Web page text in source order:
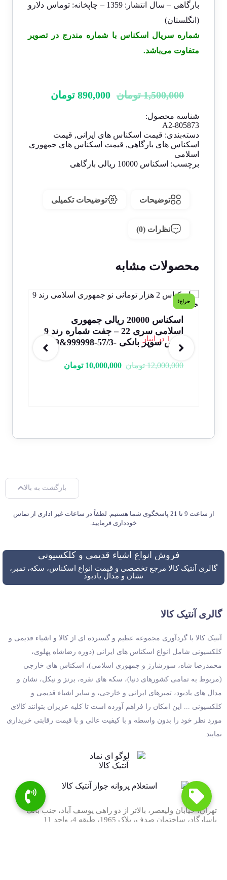
بارگاهی – سال انتشار: 1359 – چاپخانه: توماس دلارو
(انگلستان)
شماره سریال اسکناس با شماره مندرج در تصویر
متفاوت می‌باشد.
1,500,000 تومان 890,000 تومان
شناسه محصول:
A2-805873
دسته‌بندی: قیمت اسکناس های ایرانی, قیمت
اسکناس های بارگاهی, قیمت اسکناس های جمهوری
اسلامی
برچسب: اسکناس 10000 ریالی بارگاهی
توضیحات توضیحات تکمیلی
نظرات (0)
محصولات مشابه
حراج!
1 در انبار
اسکناس 20000 ریالی جمهوری
اسلامی سری 22 – جفت شماره رند 9
خاص سوپر بانکی -57/3-999998&9
12,000,000 تومان 10,000,000 تومان
بازگشت به بالا
از ساعت 9 تا 21 پاسخگوی شما هستیم. لطفاً در ساعات غیر اداری از تماس
خودداری فرمایید.
فروش انواع اشیاء قدیمی و کلکسیونی
گالری آنتیک کالا مرجع تخصصی و قیمت انواع اسکناس، سکه، تمبر،
نشان و مدال یادبود
گالری آنتیک کالا
آنتیک کالا با گردآوری مجموعه عظیم و گسترده ای از کالا و اشیاء قدیمی و
کلکسیونی شامل انواع اسکناس های ایرانی (دوره رضاشاه پهلوی،
محمدرضا شاه، سورشارژ و جمهوری اسلامی)، اسکناس های خارجی
(مربوط به تمامی کشورهای دنیا)، سکه های نقره، برنز و نیکل، نشان و
مدال های یادبود، تمبرهای ایرانی و خارجی، و سایر اشیاء قدیمی و
کلکسیونی ... این امکان را فراهم آورده است تا کلیه عزیزان بتوانند کالای
مورد نظر خود را بدون واسطه و با کیفیت عالی و با قیمت رقابتی خریداری
نمایند.
تهران، خیابان ولیعصر، بالاتر از دو راهی یوسف آباد، جنب بانک
پاسارگاد، ساختمان صدف، پلاک 1965، طبقه 4، واحد 11